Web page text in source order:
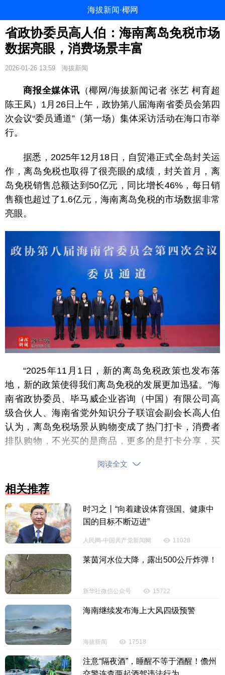
海拔新闻·椰网
省政协委员高人伯：海南离岛免税市场
数据亮眼，消费场景丰富
2026-01-26 13:59 海拔新闻
商报全媒体讯 （椰网/海拔新闻记者 张艺 柯育超
陈王凤）1月26日上午，政协第八届海南省委员会第四
次会议“委员通道”（第一场）集体采访活动在海口市举
行。
据悉，2025年12月18日，自贸港正式全岛封关运
作，离岛免税也取得了很亮眼的成绩，封关首月，离
岛免税销售总额达到50亿元，同比增长46%，每日销
售额也超过了1.6亿元，海南离岛免税的市场数据非常
亮眼。
“2025年11月1日，新的离岛免税政策也发布落
地，新的政策使得我们离岛免税的发展更加迅猛。”海
南省政协委员、毕马威企业咨询（中国）有限公司高
级合伙人、海南省党外知识分子联谊会副会长高人伯
认为，离岛免税场景从购物变成了热门打卡，消费者
排队购物，不光买的是商品，更多的是打卡分享，买
品牌IP店进行更多的整合，推广场景式的销售，已成
为一种新的消费和度假模式。
阅读全文
相关推荐
时习之丨“向着建设体育强国、健康中
国的目标不断迈进”
人民网-中国共产党新闻网 11028
莱茵河水位大降，露出500公斤炸弹！
新华社微信公众号 15722
海南继续发布海上大风四级预警
海拔新闻 17518
注意“隔夜酒”，睡醒不等于酒醒！儋州